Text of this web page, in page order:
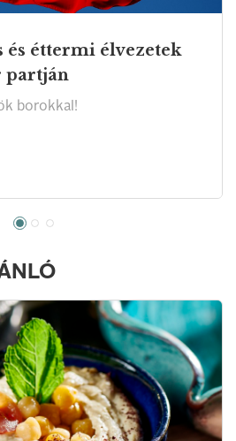
és éttermi élvezetek
partján
borokkal!